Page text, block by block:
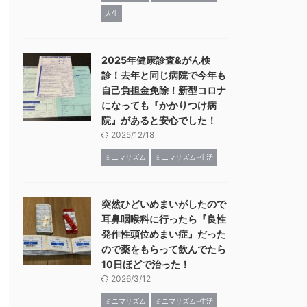
人生
2025年健康診査&がん検
診！去年と同じ病院で今年も
自己負担金免除！新型コロナ
になっても『かかりつけ病
院』があると安心でした！
2025/12/18
ミニマリズム ミニマリズム-生活
突然ひどいめまいがしたので
耳鼻咽喉科に行ったら『良性
発作性頭位めまい症』だった
ので薬をもらって飲んでたら
10日ほどで治った！
2026/3/12
ミニマリズム ミニマリズム-生活